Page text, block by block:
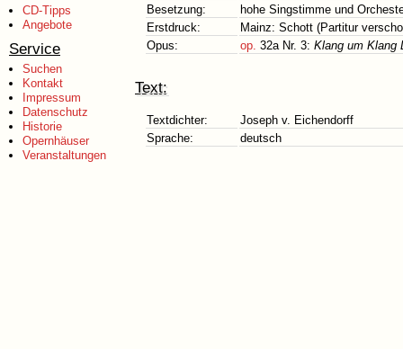
CD-Tipps
Angebote
Service
Suchen
Kontakt
Impressum
Datenschutz
Historie
Opernhäuser
Veranstaltungen
Besetzung:
hohe Singstimme und
Erstdruck:
Mainz: Schott (Partitur
Opus:
op. 32a Nr. 3: Klang um Klang
Text:
Textdichter:
Joseph v. Eichendorff
Sprache:
deutsch